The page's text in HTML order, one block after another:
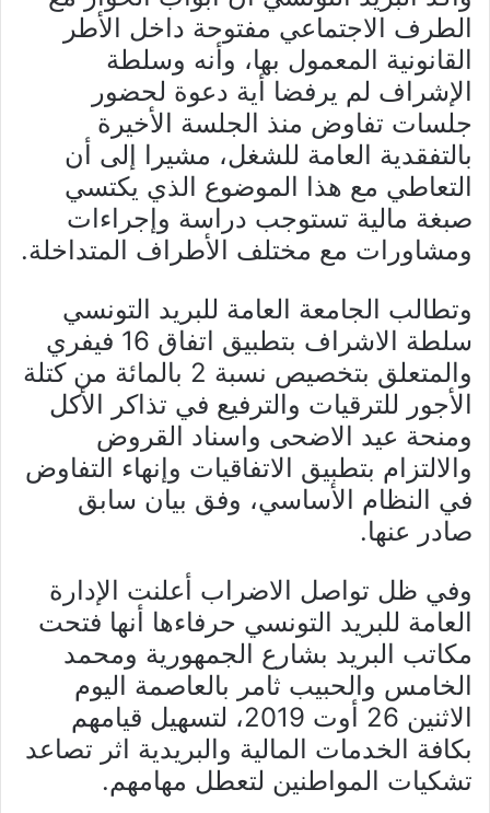
الطرف الاجتماعي مفتوحة داخل الأطر
القانونية المعمول بها، وأنه وسلطة
الإشراف لم يرفضا أية دعوة لحضور
جلسات تفاوض منذ الجلسة الأخيرة
بالتفقدية العامة للشغل، مشيرا إلى أن
التعاطي مع هذا الموضوع الذي يكتسي
صبغة مالية تستوجب دراسة وإجراءات
ومشاورات مع مختلف الأطراف المتداخلة.
وتطالب الجامعة العامة للبريد التونسي
سلطة الاشراف بتطبيق اتفاق 16 فيفري
والمتعلق بتخصيص نسبة 2 بالمائة من كتلة
الأجور للترقيات والترفيع في تذاكر الأكل
ومنحة عيد الاضحى واسناد القروض
والالتزام بتطبيق الاتفاقيات وإنهاء التفاوض
في النظام الأساسي، وفق بيان سابق
صادر عنها.
وفي ظل تواصل الاضراب أعلنت الإدارة
العامة للبريد التونسي حرفاءها أنها فتحت
مكاتب البريد بشارع الجمهورية ومحمد
الخامس والحبيب ثامر بالعاصمة اليوم
الاثنين 26 أوت 2019، لتسهيل قيامهم
بكافة الخدمات المالية والبريدية اثر تصاعد
تشكيات المواطنين لتعطل مهامهم.